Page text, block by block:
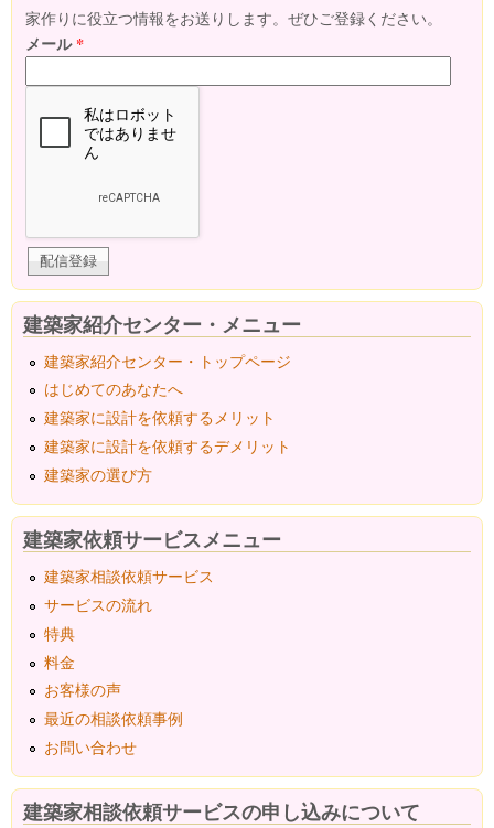
家作りに役立つ情報をお送りします。ぜひご登録ください。
メール*
建築家紹介センター・メニュー
建築家紹介センター・トップページ
はじめてのあなたへ
建築家に設計を依頼するメリット
建築家に設計を依頼するデメリット
建築家の選び方
建築家依頼サービスメニュー
建築家相談依頼サービス
サービスの流れ
特典
料金
お客様の声
最近の相談依頼事例
お問い合わせ
建築家相談依頼サービスの申し込みについて